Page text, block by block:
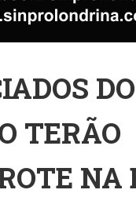
DO
TERÃO
NA